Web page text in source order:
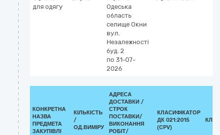
для одягу
Одеська
область
селище Окни
вул.
Незалежності
буд. 2
по 31-07-
2026
КОНКРЕТНА
НАЗВА
ПРЕДМЕТА
ЗАКУПІВЛІ
КІЛЬКІСТЬ
/
ОД.ВИМІРУ
АДРЕСА
ДОСТАВКИ /
СТРОК
ПОСТАВКИ/
ВИКОНАННЯ
РОБІТ/
КЛАСИФІКАТОР
ДК 021:2015
(CPV)